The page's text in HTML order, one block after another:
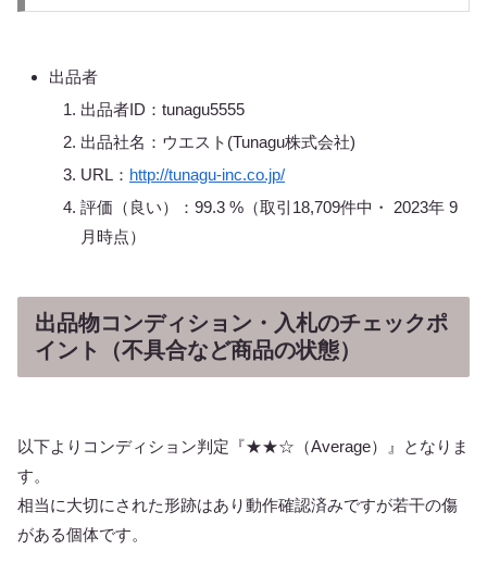
出品者
出品者ID：tunagu5555
出品社名：ウエスト(Tunagu株式会社)
URL： http://tunagu-inc.co.jp/
評価（良い）：99.3 %（取引18,709件中・ 2023年 9
月時点）
出品物コンディション・入札のチェックポ
イント（不具合など商品の状態）
以下よりコンディション判定『★★☆（Average）』となりま
す。
相当に大切にされた形跡はあり動作確認済みですが若干の傷
がある個体です。